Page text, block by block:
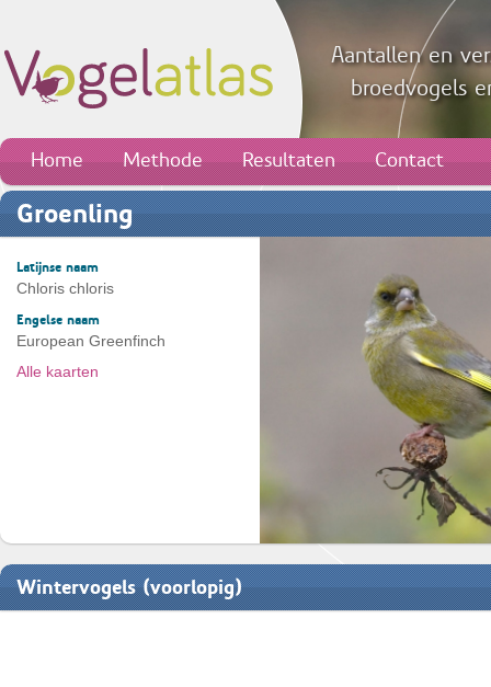
Aantallen en
broedvogels
Home Methode Resultaten Contact
Groenling
Latijnse naam
Chloris chloris
Engelse naam
European Greenfinch
Alle kaarten
Wintervogels (voorlopig)